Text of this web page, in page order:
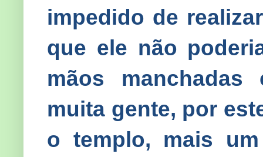
impedido de
que ele não
mãos manchadas
muita gente, por
o templo, mais